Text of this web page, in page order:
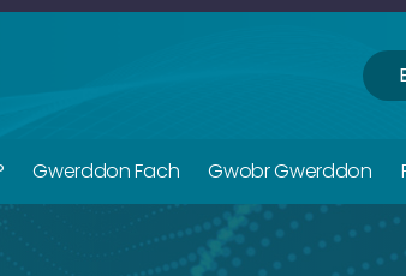
Gwerddon Fach Gwobr Gwerddon